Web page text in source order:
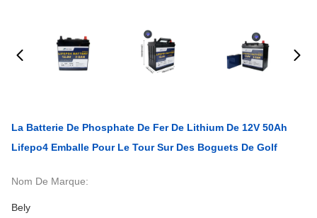
La Batterie De Phosphate De Fer De Lithium De 12V 50Ah
Lifepo4 Emballe Pour Le Tour Sur Des Boguets De Golf
Nom De Marque:
Bely